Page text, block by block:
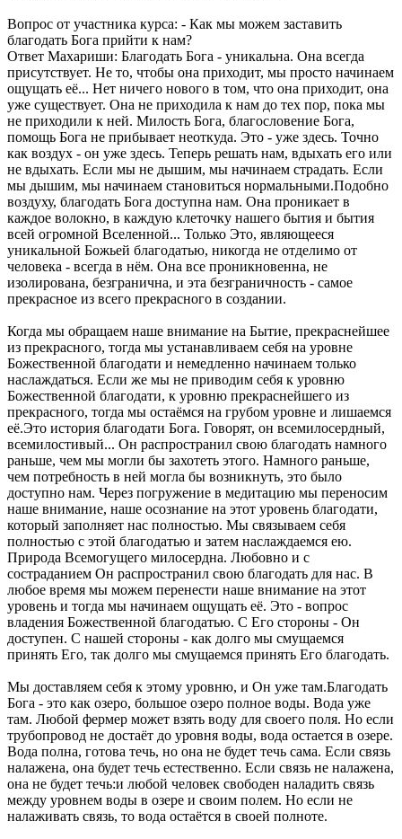
Вопрос от участника курса: - Как мы можем заставить
благодать Бога прийти к нам?
Ответ Махариши: Благодать Бога - уникальна. Она всегда
присутствует. Не то, чтобы она приходит, мы просто начинаем
ощущать её... Нет ничего нового в том, что она приходит, она
уже существует. Она не приходила к нам до тех пор, пока мы
не приходили к ней. Милость Бога, благословение Бога,
помощь Бога не прибывает неоткуда. Это - уже здесь. Точно
как воздух - он уже здесь. Теперь решать нам, вдыхать его или
не вдыхать. Если мы не дышим, мы начинаем страдать. Если
мы дышим, мы начинаем становиться нормальными.Подобно
воздуху, благодать Бога доступна нам. Она проникает в
каждое волокно, в каждую клеточку нашего бытия и бытия
всей огромной Вселенной... Только Это, являющееся
уникальной Божьей благодатью, никогда не отделимо от
человека - всегда в нём. Она все проникновенна, не
изолирована, безгранична, и эта безграничность - самое
прекрасное из всего прекрасного в создании.
Когда мы обращаем наше внимание на Бытие, прекраснейшее
из прекрасного, тогда мы устанавливаем себя на уровне
Божественной благодати и немедленно начинаем только
наслаждаться. Если же мы не приводим себя к уровню
Божественной благодати, к уровню прекраснейшего из
прекрасного, тогда мы остаёмся на грубом уровне и лишаемся
её.Это история благодати Бога. Говорят, он всемилосердный,
всемилостивый... Он распространил свою благодать намного
раньше, чем мы могли бы захотеть этого. Намного раньше,
чем потребность в ней могла бы возникнуть, это было
доступно нам. Через погружение в медитацию мы переносим
наше внимание, наше осознание на этот уровень благодати,
который заполняет нас полностью. Мы связываем себя
полностью с этой благодатью и затем наслаждаемся ею.
Природа Всемогущего милосердна. Любовно и с
состраданием Он распространил свою благодать для нас. В
любое время мы можем перенести наше внимание на этот
уровень и тогда мы начинаем ощущать её. Это - вопрос
владения Божественной благодатью. С Его стороны - Он
доступен. С нашей стороны - как долго мы смущаемся
принять Его, так долго мы смущаемся принять Его благодать.
Мы доставляем себя к этому уровню, и Он уже там.Благодать
Бога - это как озеро, большое озеро полное воды. Вода уже
там. Любой фермер может взять воду для своего поля. Но если
трубопровод не достаёт до уровня воды, вода остается в озере.
Вода полна, готова течь, но она не будет течь сама. Если связь
налажена, она будет течь естественно. Если связь не налажена,
она не будет течь:и любой человек свободен наладить связь
между уровнем воды в озере и своим полем. Но если не
налаживать связь, то вода остаётся в своей полноте.